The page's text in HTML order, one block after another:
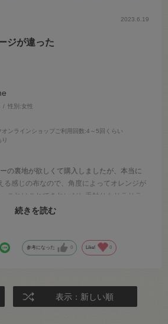
性別:女性
オンラインショップご利用回数:4～5回くらい
り
2023.6.19
ジが違った
の裏地が欲しくて購入しましたが、本当に
る感じの布なので、角度によってオレンジが
これはこれできれいだし手触りもサラサラ
用しましたが、実物が見れるなら見てから
続きを読む
参考になった 0 Like! 0
表示：新しい順